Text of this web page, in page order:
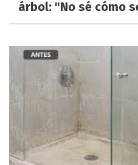
árbol: "No sé cómo